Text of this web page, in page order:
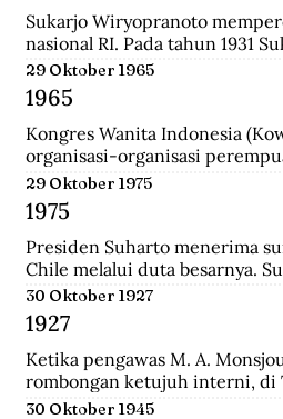
Sukarjo Wiryopranoto
nasional RI. Pada tahun 1931
Volksraad bersama dr. Sutomo,
Persatuan Bangsa Indonesia
1936, pindah ke Partai
Seteleh kemerdekaan, Sukarjo
jabatan Duta Besar Indonesia
Vatikan, Duta Besar Luar Biasa
29 Oktober 1965
1965
Kongres Wanita Indonesia
organisasi-organisasi
mengeluarkan Gerwani sebagai
29 Oktober 1975
1975
Presiden Suharto menerima
Chile melalui duta besarnya.
adanya hubungan diplomatik
30 Oktober 1927
1927
Ketika pengawas M. A.
rombongan ketujuh interni, di
menggantikan Kapten Becking
30 Oktober 1945